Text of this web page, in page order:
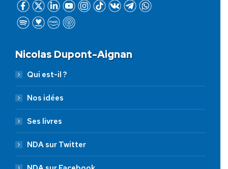
Nicolas Dupont-Aignan
Qui est-il ?
Nos idées
Ses livres
NDA sur Twitter